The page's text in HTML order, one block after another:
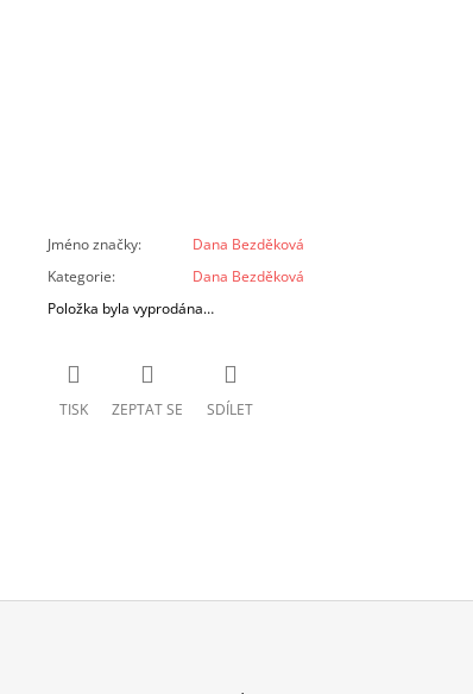
Jméno značky:
Dana Bezděková
Kategorie:
Dana Bezděková
Položka byla vyprodána…
TISK ZEPTAT SE SDÍLET